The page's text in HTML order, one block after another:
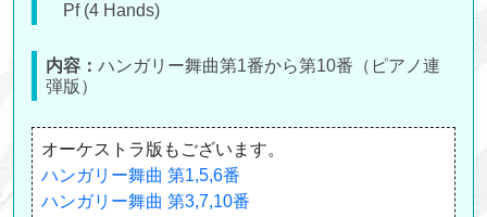
Pf (4 Hands)
内容： ハンガリー舞曲第1番から第10番（ピアノ連
弾版）
オーケストラ版もございます。
ハンガリー舞曲 第1,5,6番
ハンガリー舞曲 第3,7,10番